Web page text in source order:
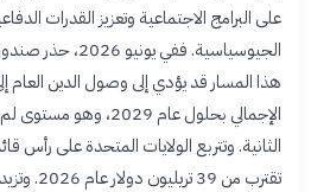
على البرامج الاجتماعية وتعزيز القدرات
الجيوسياسية. ففي
الإجمالي بحلول عام
الثانية. وتتربع الولايات المتحدة على رأس
تقترب من